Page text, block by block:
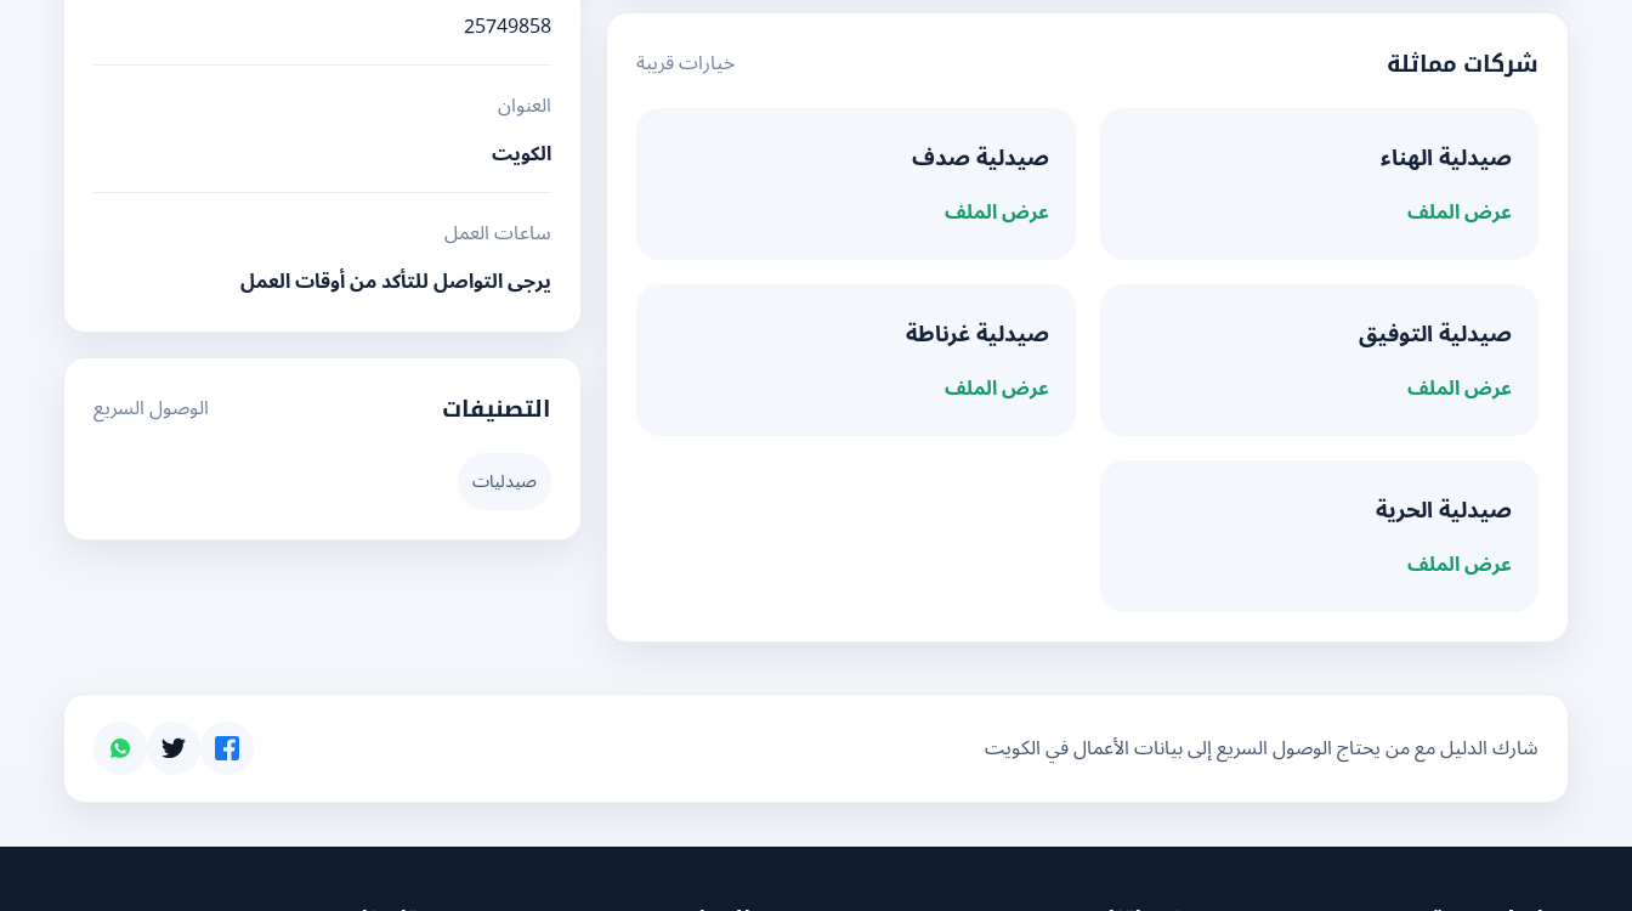
شركات مماثلة خيارات قريبة
صيدلية الهناء
عرض الملف
صيدلية صدف
عرض الملف
صيدلية التوفيق
عرض الملف
صيدلية غرناطة
عرض الملف
صيدلية الحرية
عرض الملف
25749858
العنوان
الكويت
ساعات العمل
يرجى التواصل للتأكد من أوقات العمل
التصنيفات الوصول السريع
صيدليات
شارك الدليل مع من يحتاج الوصول السريع إلى بيانات الأعمال في الكويت